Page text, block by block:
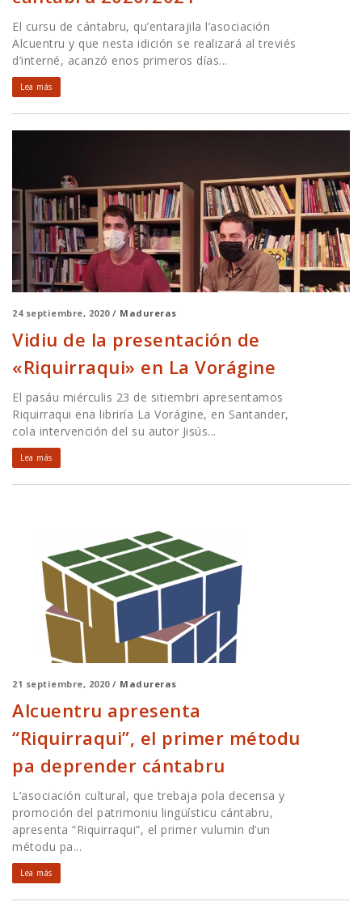
El cursu de cántabru, qu’entarajila l’asociación
Alcuentru y que nesta idición se realizará al treviés
d’interné, acanzó enos primeros días...
Lea más
24 septiembre, 2020 / Madureras
Vidiu de la presentación de
«Riquirraqui» en La Vorágine
El pasáu miérculis 23 de sitiembri apresentamos
Riquirraqui ena libriría La Vorágine, en Santander,
cola intervención del su autor Jisús...
Lea más
21 septiembre, 2020 / Madureras
Alcuentru apresenta
“Riquirraqui”, el primer métodu
pa deprender cántabru
L’asociación cultural, que trebaja pola decensa y
promoción del patrimoniu lingüísticu cántabru,
apresenta “Riquirraqui”, el primer vulumin d’un
métodu pa...
Lea más